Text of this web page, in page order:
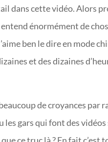
dans cette vidéo. Alors
énormément de
ben le dire en mode
et des dizaines
de croyances par
les gars qui font des